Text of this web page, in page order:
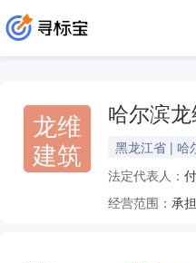
龙维
建筑
哈尔滨
黑龙江省 | 哈
法定代表人：
经营范围：